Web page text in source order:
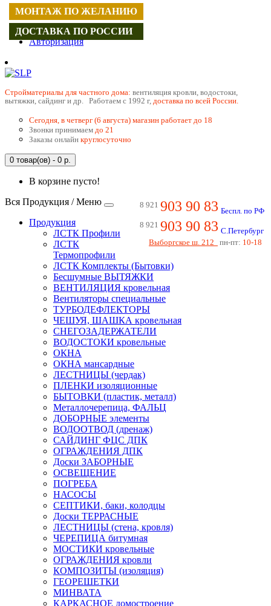
Регистрация
Авторизация
Cтройматериалы для частного дома: вентиляция кровли, водостоки,
вытяжки, сайдинг и др. Работаем с 1992 г, доставка по всей России.
Сегодня, в четверг (6 августа) магазин работает до 18
Звонки принимаем до 21
Заказы онлайн круглосуточно
0 товар(ов) - 0 р.
В корзине пусто!
8 921 903 90 83 Беспл. по РФ
8 921 903 90 83 С.Петербург
Выборгское ш. 212
пн-пт: 10-18
Вся Продукция / Меню
Продукция
ЛСТК Профили
ЛСТК
Термопрофили
ЛСТК Комплекты (Бытовки)
Бесшумные ВЫТЯЖКИ
ВЕНТИЛЯЦИЯ кровельная
Вентиляторы специальные
ТУРБОДЕФЛЕКТОРЫ
ЧЕШУЯ, ШАШКА кровельная
СНЕГОЗАДЕРЖАТЕЛИ
ВОДОСТОКИ кровельные
ОКНА
ОКНА мансардные
ЛЕСТНИЦЫ (чердак)
ПЛЕНКИ изоляционные
БЫТОВКИ (пластик, металл)
Металлочерепица, ФАЛЬЦ
ДОБОРНЫЕ элементы
ВОДООТВОД (дренаж)
САЙДИНГ ФЦС ДПК
ОГРАЖДЕНИЯ ДПК
Доски ЗАБОРНЫЕ
ОСВЕЩЕНИЕ
ПОГРЕБА
НАСОСЫ
СЕПТИКИ, баки, колодцы
Доски ТЕРРАСНЫЕ
ЛЕСТНИЦЫ (стена, кровля)
ЧЕРЕПИЦА битумная
МОСТИКИ кровельные
ОГРАЖДЕНИЯ кровли
КОМПОЗИТЫ (изоляция)
ГЕОРЕШЕТКИ
МИНВАТА
КАРКАСНОЕ домостроение
МОНТАЖ ПО ЖЕЛАНИЮ
ДОСТАВКА ПО РОССИИ